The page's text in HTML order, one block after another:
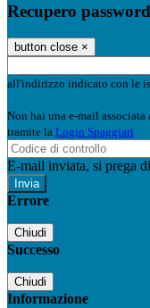
Recupero password
button close ×
all'indirizzo indicato con le
Non hai una e-mail
tramite la Login Spaggiari
E-mail inviata, si prega
Errore
Chiudi
Successo
Chiudi
Informazione